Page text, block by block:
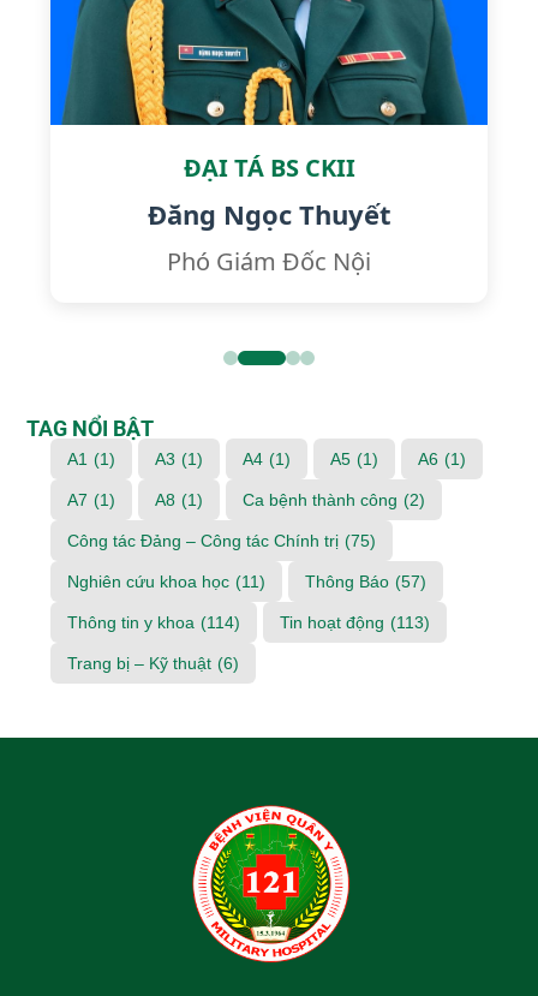
ĐẠI TÁ BS CKII
Đăng Ngọc Thuyết
Phó Giám Đốc Nội
TAG NỔI BẬT
A1 (1) A3 (1) A4 (1) A5 (1) A6 (1)
A7 (1) A8 (1) Ca bệnh thành công (2)
Công tác Đảng – Công tác Chính trị (75)
Nghiên cứu khoa học (11) Thông Báo (57)
Thông tin y khoa (114) Tin hoạt động (113)
Trang bị – Kỹ thuật (6)